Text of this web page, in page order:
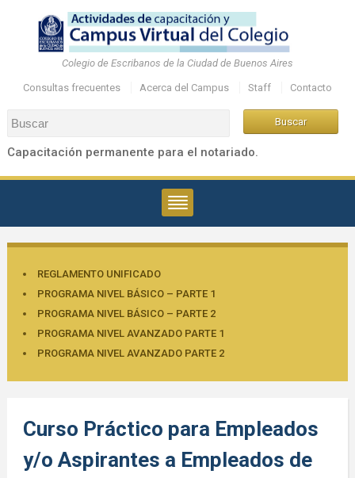
Colegio de Escribanos de la Ciudad de Buenos Aires
Consultas frecuentes Acerca del Campus Staff Contacto
Capacitación permanente para el notariado.
REGLAMENTO UNIFICADO
PROGRAMA NIVEL BÁSICO – PARTE 1
PROGRAMA NIVEL BÁSICO – PARTE 2
PROGRAMA NIVEL AVANZADO PARTE 1
PROGRAMA NIVEL AVANZADO PARTE 2
Curso Práctico para Empleados
y/o Aspirantes a Empleados de